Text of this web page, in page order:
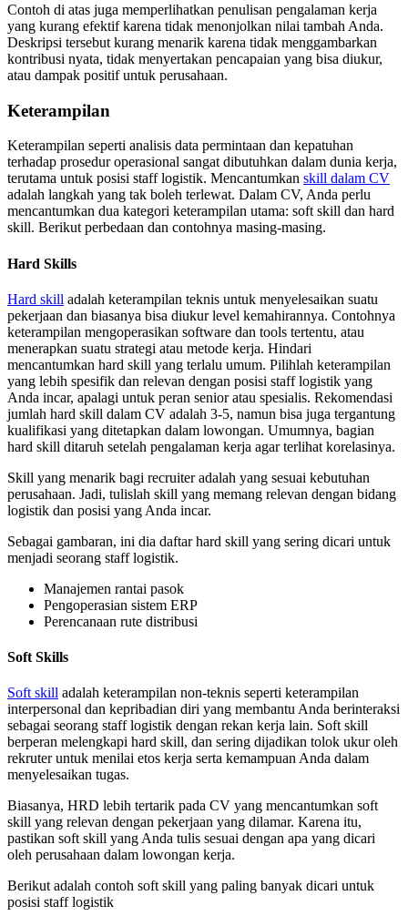
Contoh di atas juga memperlihatkan penulisan pengalaman kerja
yang kurang efektif karena tidak menonjolkan nilai tambah Anda.
Deskripsi tersebut kurang menarik karena tidak menggambarkan
kontribusi nyata, tidak menyertakan pencapaian yang bisa diukur,
atau dampak positif untuk perusahaan.
Keterampilan
Keterampilan seperti analisis data permintaan dan kepatuhan
terhadap prosedur operasional sangat dibutuhkan dalam dunia kerja,
terutama untuk posisi staff logistik. Mencantumkan skill dalam CV
adalah langkah yang tak boleh terlewat. Dalam CV, Anda perlu
mencantumkan dua kategori keterampilan utama: soft skill dan hard
skill. Berikut perbedaan dan contohnya masing-masing.
Hard Skills
Hard skill adalah keterampilan teknis untuk menyelesaikan suatu
pekerjaan dan biasanya bisa diukur level kemahirannya. Contohnya
keterampilan mengoperasikan software dan tools tertentu, atau
menerapkan suatu strategi atau metode kerja. Hindari
mencantumkan hard skill yang terlalu umum. Pilihlah keterampilan
yang lebih spesifik dan relevan dengan posisi staff logistik yang
Anda incar, apalagi untuk peran senior atau spesialis. Rekomendasi
jumlah hard skill dalam CV adalah 3-5, namun bisa juga tergantung
kualifikasi yang ditetapkan dalam lowongan. Umumnya, bagian
hard skill ditaruh setelah pengalaman kerja agar terlihat korelasinya.
Skill yang menarik bagi recruiter adalah yang sesuai kebutuhan
perusahaan. Jadi, tulislah skill yang memang relevan dengan bidang
logistik dan posisi yang Anda incar.
Sebagai gambaran, ini dia daftar hard skill yang sering dicari untuk
menjadi seorang staff logistik.
Manajemen rantai pasok
Pengoperasian sistem ERP
Perencanaan rute distribusi
Soft Skills
Soft skill adalah keterampilan non-teknis seperti keterampilan
interpersonal dan kepribadian diri yang membantu Anda berinteraksi
sebagai seorang staff logistik dengan rekan kerja lain. Soft skill
berperan melengkapi hard skill, dan sering dijadikan tolok ukur oleh
rekruter untuk menilai etos kerja serta kemampuan Anda dalam
menyelesaikan tugas.
Biasanya, HRD lebih tertarik pada CV yang mencantumkan soft
skill yang relevan dengan pekerjaan yang dilamar. Karena itu,
pastikan soft skill yang Anda tulis sesuai dengan apa yang dicari
oleh perusahaan dalam lowongan kerja.
Berikut adalah contoh soft skill yang paling banyak dicari untuk
posisi staff logistik